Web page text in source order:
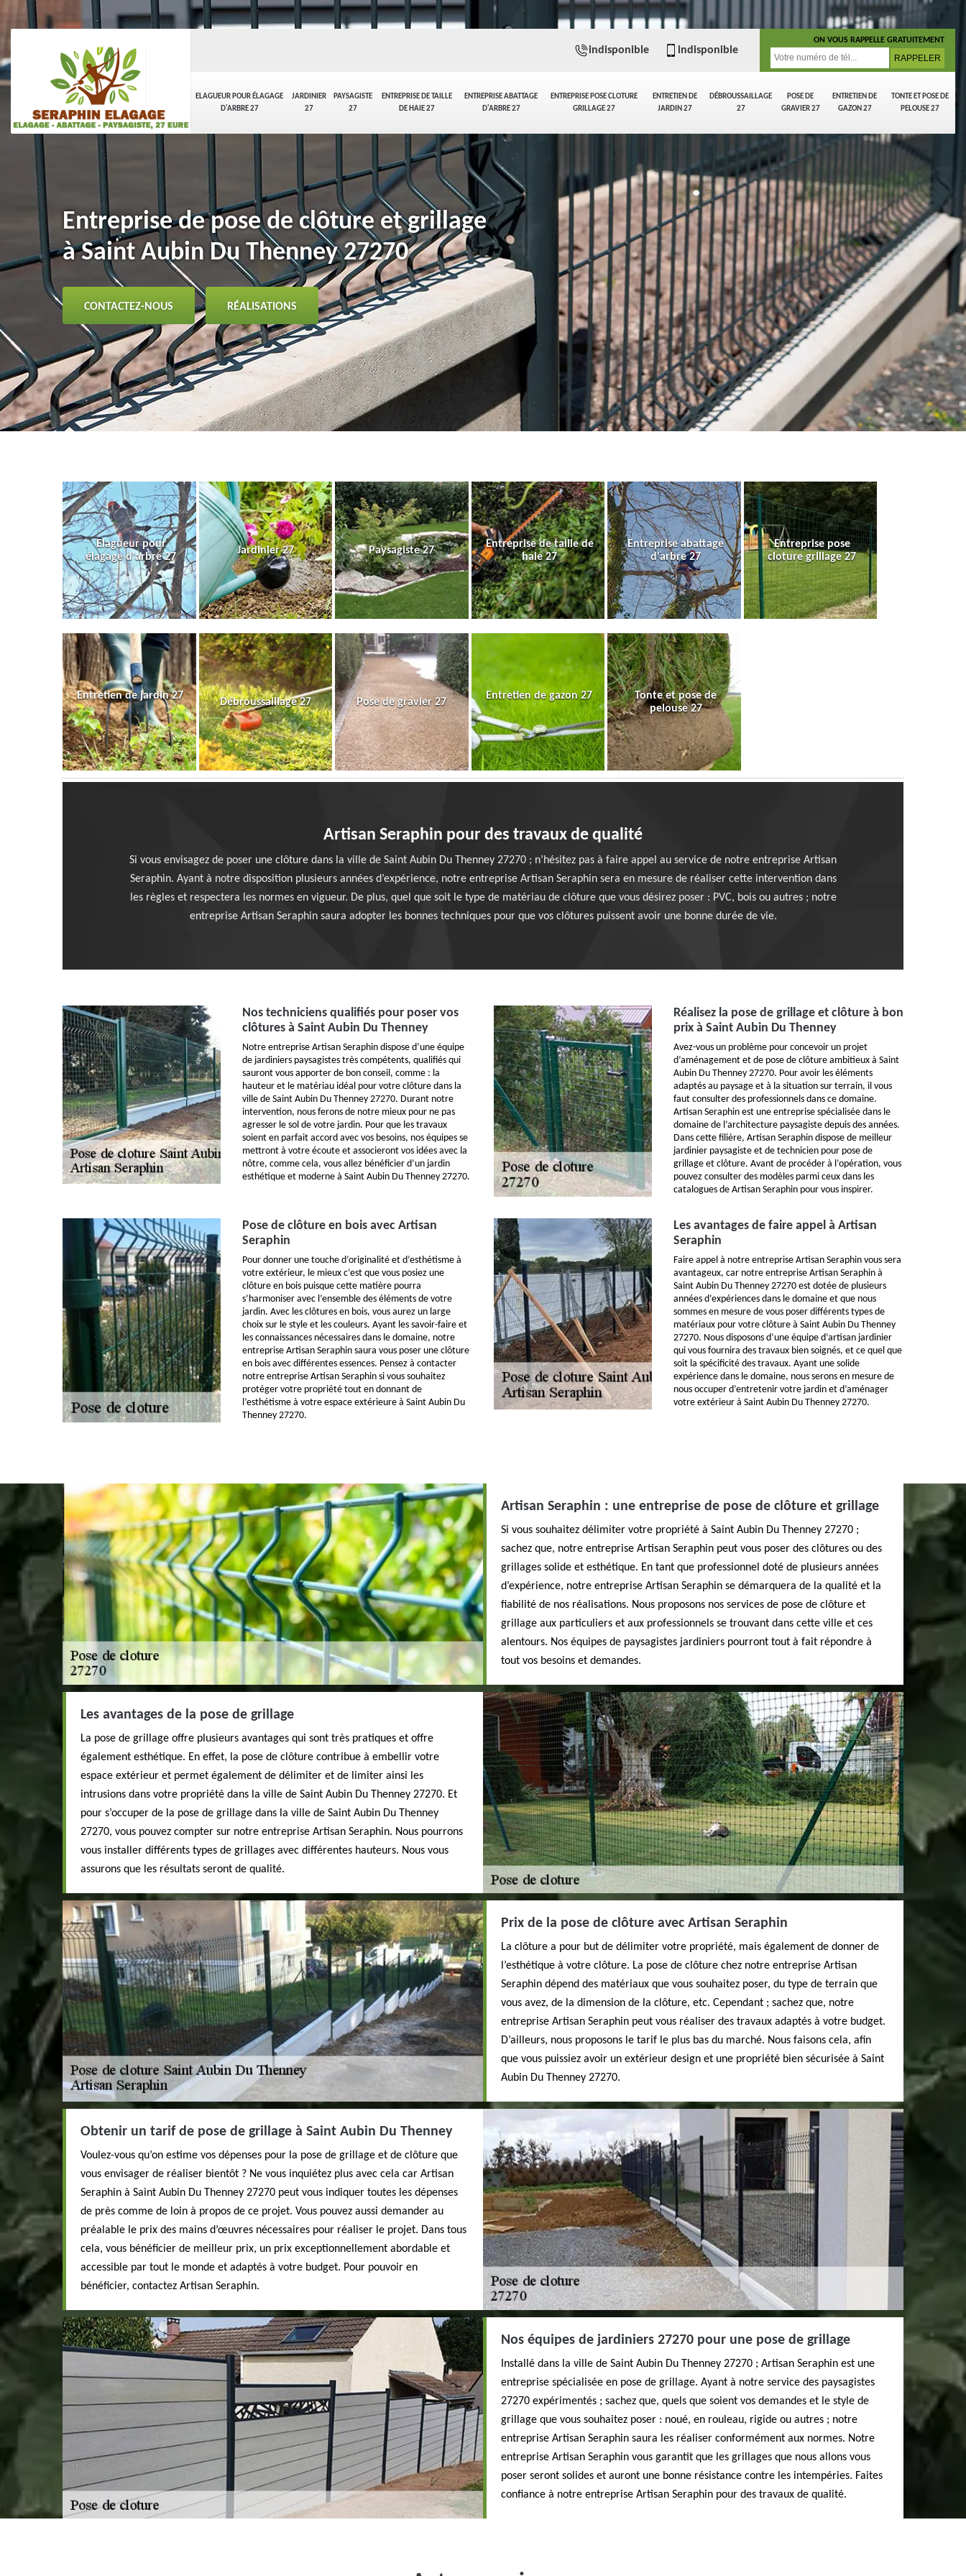
ELAGUEUR POUR ÉLAGAGE
D'ARBRE 27
JARDINIER
27
PAYSAGISTE
27
ENTREPRISE DE TAILLE
DE HAIE 27
ENTREPRISE ABATTAGE
D'ARBRE 27
ENTREPRISE POSE CLOTURE
GRILLAGE 27
ENTRETIEN DE
JARDIN 27
DÉBROUSSAILLAGE
27
POSE DE
GRAVIER 27
ENTRETIEN DE
GAZON 27
TONTE ET POSE DE
PELOUSE 27
indisponible indisponible
ON VOUS RAPPELLE GRATUITEMENT
Entreprise de pose de clôture et grillage
à Saint Aubin Du Thenney 27270
CONTACTEZ-NOUS RÉALISATIONS
Elagueur pour
élagage d'arbre 27
Jardinier 27 Paysagiste 27
Entreprise de taille de
haie 27
Entreprise abattage
d'arbre 27
Entreprise pose
cloture grillage 27
Entretien de jardin 27
Débroussaillage 27 Pose de gravier 27
Entretien de gazon 27
Tonte et pose de
pelouse 27
Artisan Seraphin pour des travaux de qualité
Si vous envisagez de poser une clôture dans la ville de Saint Aubin Du Thenney 27270 ; n’hésitez pas à faire appel au service de notre entreprise Artisan
Seraphin. Ayant à notre disposition plusieurs années d’expérience, notre entreprise Artisan Seraphin sera en mesure de réaliser cette intervention dans
les règles et respectera les normes en vigueur. De plus, quel que soit le type de matériau de clôture que vous désirez poser : PVC, bois ou autres ; notre
entreprise Artisan Seraphin saura adopter les bonnes techniques pour que vos clôtures puissent avoir une bonne durée de vie.
Nos techniciens qualifiés pour poser vos
clôtures à Saint Aubin Du Thenney
Notre entreprise Artisan Seraphin dispose d’une équipe
de jardiniers paysagistes très compétents, qualifiés qui
sauront vous apporter de bon conseil, comme : la
hauteur et le matériau idéal pour votre clôture dans la
ville de Saint Aubin Du Thenney 27270. Durant notre
intervention, nous ferons de notre mieux pour ne pas
agresser le sol de votre jardin. Pour que les travaux
soient en parfait accord avec vos besoins, nos équipes se
mettront à votre écoute et associeront vos idées avec la
nôtre, comme cela, vous allez bénéficier d’un jardin
esthétique et moderne à Saint Aubin Du Thenney 27270.
Réalisez la pose de grillage et clôture à bon
prix à Saint Aubin Du Thenney
Avez-vous un problème pour concevoir un projet
d’aménagement et de pose de clôture ambitieux à Saint
Aubin Du Thenney 27270. Pour avoir les éléments
adaptés au paysage et à la situation sur terrain, il vous
faut consulter des professionnels dans ce domaine.
Artisan Seraphin est une entreprise spécialisée dans le
domaine de l’architecture paysagiste depuis des années.
Dans cette filière, Artisan Seraphin dispose de meilleur
jardinier paysagiste et de technicien pour pose de
grillage et clôture. Avant de procéder à l’opération, vous
pouvez consulter des modèles parmi ceux dans les
catalogues de Artisan Seraphin pour vous inspirer.
Pose de clôture en bois avec Artisan
Seraphin
Pour donner une touche d’originalité et d’esthétisme à
votre extérieur, le mieux c’est que vous posiez une
clôture en bois puisque cette matière pourra
s’harmoniser avec l’ensemble des éléments de votre
jardin. Avec les clôtures en bois, vous aurez un large
choix sur le style et les couleurs. Ayant les savoir-faire et
les connaissances nécessaires dans le domaine, notre
entreprise Artisan Seraphin saura vous poser une clôture
en bois avec différentes essences. Pensez à contacter
notre entreprise Artisan Seraphin si vous souhaitez
protéger votre propriété tout en donnant de
l’esthétisme à votre espace extérieure à Saint Aubin Du
Thenney 27270.
Les avantages de faire appel à Artisan
Seraphin
Faire appel à notre entreprise Artisan Seraphin vous sera
avantageux, car notre entreprise Artisan Seraphin à
Saint Aubin Du Thenney 27270 est dotée de plusieurs
années d’expériences dans le domaine et que nous
sommes en mesure de vous poser différents types de
matériaux pour votre clôture à Saint Aubin Du Thenney
27270. Nous disposons d’une équipe d’artisan jardinier
qui vous fournira des travaux bien soignés, et ce quel que
soit la spécificité des travaux. Ayant une solide
expérience dans le domaine, nous serons en mesure de
nous occuper d’entretenir votre jardin et d’aménager
votre extérieur à Saint Aubin Du Thenney 27270.
Artisan Seraphin : une entreprise de pose de clôture et grillage
Si vous souhaitez délimiter votre propriété à Saint Aubin Du Thenney 27270 ;
sachez que, notre entreprise Artisan Seraphin peut vous poser des clôtures ou des
grillages solide et esthétique. En tant que professionnel doté de plusieurs années
d’expérience, notre entreprise Artisan Seraphin se démarquera de la qualité et la
fiabilité de nos réalisations. Nous proposons nos services de pose de clôture et
grillage aux particuliers et aux professionnels se trouvant dans cette ville et ces
alentours. Nos équipes de paysagistes jardiniers pourront tout à fait répondre à
tout vos besoins et demandes.
Les avantages de la pose de grillage
La pose de grillage offre plusieurs avantages qui sont très pratiques et offre
également esthétique. En effet, la pose de clôture contribue à embellir votre
espace extérieur et permet également de délimiter et de limiter ainsi les
intrusions dans votre propriété dans la ville de Saint Aubin Du Thenney 27270. Et
pour s’occuper de la pose de grillage dans la ville de Saint Aubin Du Thenney
27270, vous pouvez compter sur notre entreprise Artisan Seraphin. Nous pourrons
vous installer différents types de grillages avec différentes hauteurs. Nous vous
assurons que les résultats seront de qualité.
Prix de la pose de clôture avec Artisan Seraphin
La clôture a pour but de délimiter votre propriété, mais également de donner de
l’esthétique à votre clôture. La pose de clôture chez notre entreprise Artisan
Seraphin dépend des matériaux que vous souhaitez poser, du type de terrain que
vous avez, de la dimension de la clôture, etc. Cependant ; sachez que, notre
entreprise Artisan Seraphin peut vous réaliser des travaux adaptés à votre budget.
D’ailleurs, nous proposons le tarif le plus bas du marché. Nous faisons cela, afin
que vous puissiez avoir un extérieur design et une propriété bien sécurisée à Saint
Aubin Du Thenney 27270.
Obtenir un tarif de pose de grillage à Saint Aubin Du Thenney
Voulez-vous qu’on estime vos dépenses pour la pose de grillage et de clôture que
vous envisager de réaliser bientôt ? Ne vous inquiétez plus avec cela car Artisan
Seraphin à Saint Aubin Du Thenney 27270 peut vous indiquer toutes les dépenses
de près comme de loin à propos de ce projet. Vous pouvez aussi demander au
préalable le prix des mains d’œuvres nécessaires pour réaliser le projet. Dans tous
cela, vous bénéficier de meilleur prix, un prix exceptionnellement abordable et
accessible par tout le monde et adaptés à votre budget. Pour pouvoir en
bénéficier, contactez Artisan Seraphin.
Nos équipes de jardiniers 27270 pour une pose de grillage
Installé dans la ville de Saint Aubin Du Thenney 27270 ; Artisan Seraphin est une
entreprise spécialisée en pose de grillage. Ayant à notre service des paysagistes
27270 expérimentés ; sachez que, quels que soient vos demandes et le style de
grillage que vous souhaitez poser : noué, en rouleau, rigide ou autres ; notre
entreprise Artisan Seraphin saura les réaliser conformément aux normes. Notre
entreprise Artisan Seraphin vous garantit que les grillages que nous allons vous
poser seront solides et auront une bonne résistance contre les intempéries. Faites
confiance à notre entreprise Artisan Seraphin pour des travaux de qualité.